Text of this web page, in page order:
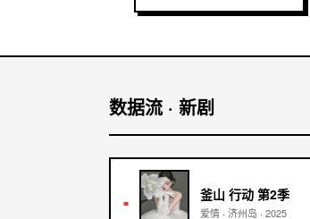
数据流 · 新剧
■ 釜山 行动 第2季
爱情 · 济州岛 · 2025